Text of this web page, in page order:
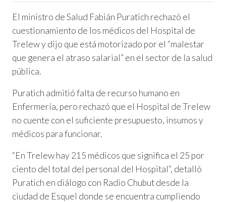
El ministro de Salud Fabián Puratich rechazó el
cuestionamiento de los médicos del Hospital de
Trelew y dijo que está motorizado por el “malestar
que genera el atraso salarial” en el sector de la salud
pública.
Puratich admitió falta de recurso humano en
Enfermería, pero rechazó que el Hospital de Trelew
no cuente con el suficiente presupuesto, insumos y
médicos para funcionar.
“En Trelew hay 215 médicos que significa el 25 por
ciento del total del personal del Hospital”, detalló
Puratich en diálogo con Radio Chubut desde la
ciudad de Esquel donde se encuentra cumpliendo